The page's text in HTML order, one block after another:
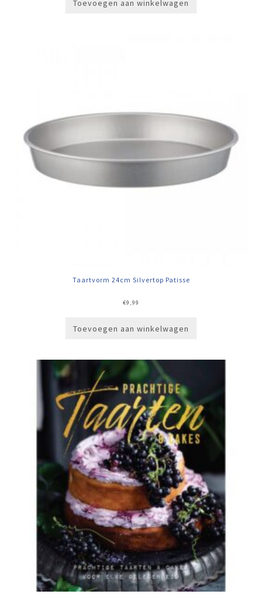
Toevoegen aan winkelwagen
Taartvorm 24cm Silvertop Patisse
€9,99
Toevoegen aan winkelwagen